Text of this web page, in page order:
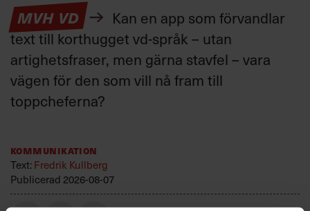
MVH VD
Kan en app som förvandlar
text till korthugget vd-språk – utan
artighetsfraser, men gärna stavfel – vara
vägen för den som vill nå fram till
toppcheferna?
Kommunikation
Text:Fredrik Kullberg
Publicerad 2026-08-07